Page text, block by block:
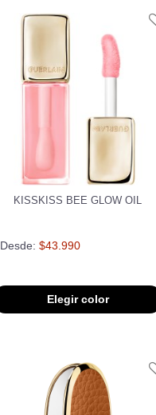
KISSKISS BEE GLOW OIL
Desde: $43.990
Elegir color